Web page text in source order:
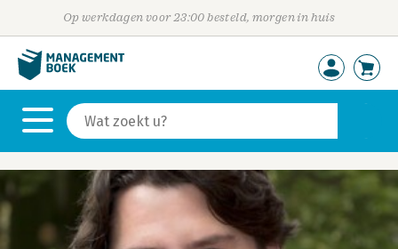
Op werkdagen voor 23:00 besteld, morgen in huis